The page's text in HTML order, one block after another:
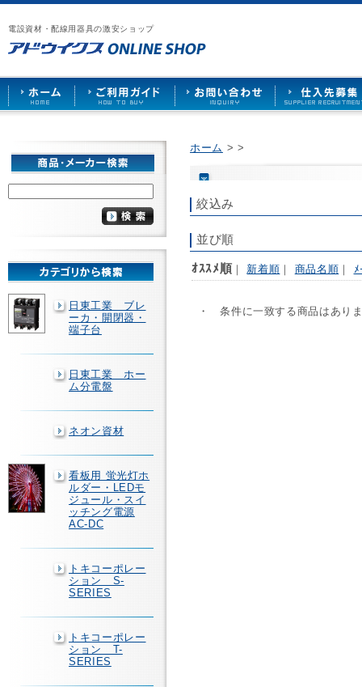
電設資材・配線用器具の激安ショップ
漏
電
ブ
レ
ー
カ
ー
や
照
ケ
ッ
ト
な
で
販
売
ア
ウ
イ
ス
HOME
ご
用
ガ
ド
お
い
合
せ
仕
先
募
日東工業 ブレ
ーカ・開閉器・
端子台
日東工業 ホー
ム分電盤
ネオン資材
看板用 蛍光灯ホ
ルダー・LEDモ
ジュール・スイ
ッチング電源
AC-DC
トキコーポレー
ション S-
SERIES
トキコーポレー
ション T-
SERIES
ホーム > >
絞込み
並び順
ｵｽｽﾒ順 ｜ 新着順 ｜ 商品名順 ｜ ﾒ
・ 条件に一致する商品はあり